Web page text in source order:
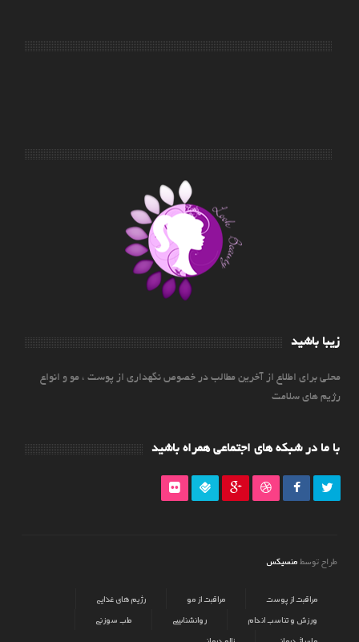
زیبا باشید
محلی برای اطلاع از آخرین مطالب در خصوص نگهداری از پوست ، مو و انواع
رژیم های سلامت
با ما در شبکه های اجتماعی همراه باشید
طراح توسط منسیکس
مراقبت از پوست مراقبت از مو
رژیم های غذایی
ورزش و تناسب اندام
روانشناسی
طب سوزنی